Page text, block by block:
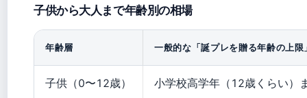
子供から大人まで年齢別の相場
年齢層 一般的な「誕プレを贈る年齢の上限
子供（0〜12歳） 小学校高学年（12歳くらい）